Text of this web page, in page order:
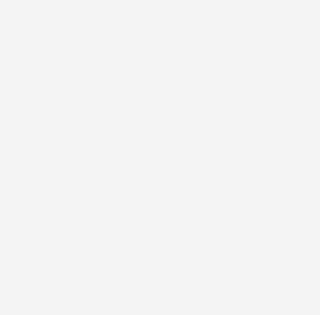
auf den Fachkräftemangel liefern?
wir mit KI zukünftig die Prozesse.
Detlefs, findet ja auch statt. Ich möchte
der Rekrutierung voneinander
den Bereich der Techniker für die Wartung,
der Windenergieanlagen. Und
Profile. Viele unserer Stellengesuche fürs
richten sich an Servicetechniker und
wir sowohl selbst aus oder bilden